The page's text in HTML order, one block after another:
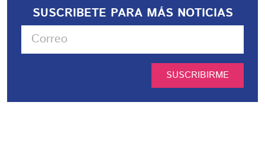
SUSCRIBETE PARA MÁS NOTICIAS
SUSCRIBIRME